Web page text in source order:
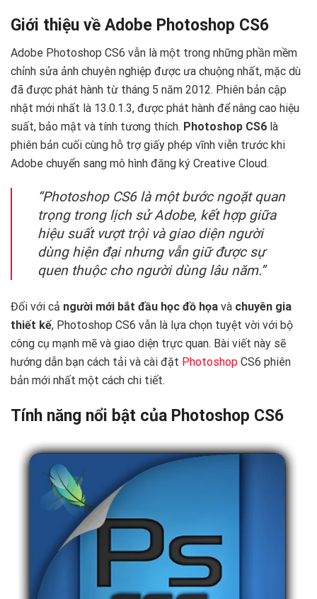
Giới thiệu về Adobe Photoshop CS6
Adobe Photoshop CS6 vẫn là một trong những phần mềm
chỉnh sửa ảnh chuyên nghiệp được ưa chuộng nhất, mặc dù
đã được phát hành từ tháng 5 năm 2012. Phiên bản cập
nhật mới nhất là 13.0.1.3, được phát hành để nâng cao hiệu
suất, bảo mật và tính tương thích. Photoshop CS6 là
phiên bản cuối cùng hỗ trợ giấy phép vĩnh viễn trước khi
Adobe chuyển sang mô hình đăng ký Creative Cloud.
“Photoshop CS6 là một bước ngoặt quan
trọng trong lịch sử Adobe, kết hợp giữa
hiệu suất vượt trội và giao diện người
dùng hiện đại nhưng vẫn giữ được sự
quen thuộc cho người dùng lâu năm.”
Đối với cả người mới bắt đầu học đồ họa và chuyên gia
thiết kế, Photoshop CS6 vẫn là lựa chọn tuyệt vời với bộ
công cụ mạnh mẽ và giao diện trực quan. Bài viết này sẽ
hướng dẫn bạn cách tải và cài đặt Photoshop CS6 phiên
bản mới nhất một cách chi tiết.
Tính năng nổi bật của Photoshop CS6